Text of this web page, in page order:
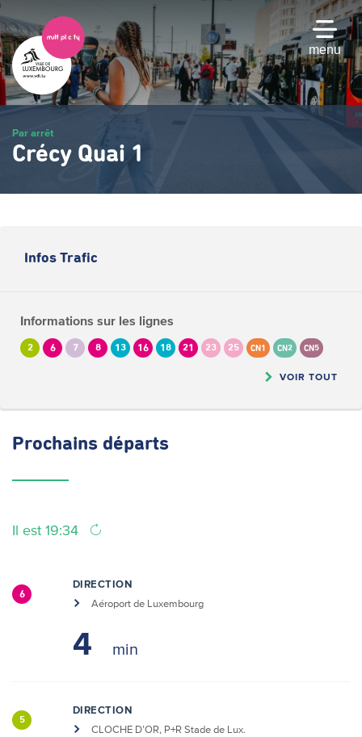
Passer
au
contenu
principal
menu
Par arrêt
Crécy Quai 1
Infos Trafic
Informations sur les lignes
2 6 7 8 13 16 18 21 23 25 CN1 CN2 CN5
VOIR TOUT
Prochains départs
Il est 19:34
6
DIRECTION
Aéroport de Luxembourg
4
5
DIRECTION
CLOCHE D’OR, P+R Stade de Lux.